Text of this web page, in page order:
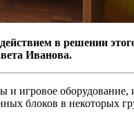
в решении
Иванова.
игровое
блоков в некоторых